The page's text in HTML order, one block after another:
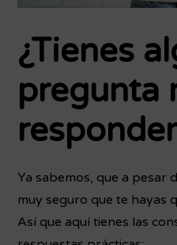
¿Tienes
pregunta
Ya sabemos, que a pesar
muy seguro que te hayas
Así que aquí tienes las